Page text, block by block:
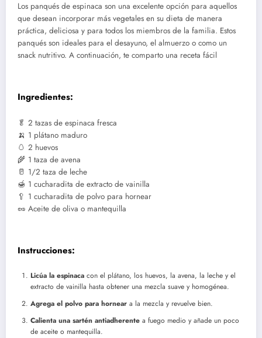
Los panqués de espinaca son una excelente opción para aquellos
que desean incorporar más vegetales en su dieta de manera
práctica, deliciosa y para todos los miembros de la familia. Estos
panqués son ideales para el desayuno, el almuerzo o como un
snack nutritivo. A continuación, te comparto una receta fácil
Ingredientes:
🥬 2 tazas de espinaca fresca
🍌 1 plátano maduro
🥚 2 huevos
🌾 1 taza de avena
🥛 1/2 taza de leche
🍯 1 cucharadita de extracto de vainilla
🥄 1 cucharadita de polvo para hornear
🥜 Aceite de oliva o mantequilla
Instrucciones:
Licúa la espinaca con el plátano, los huevos, la avena, la leche y el
extracto de vainilla hasta obtener una mezcla suave y homogénea.
Agrega el polvo para hornear a la mezcla y revuelve bien.
Calienta una sartén antiadherente a fuego medio y añade un poco
de aceite o mantequilla.